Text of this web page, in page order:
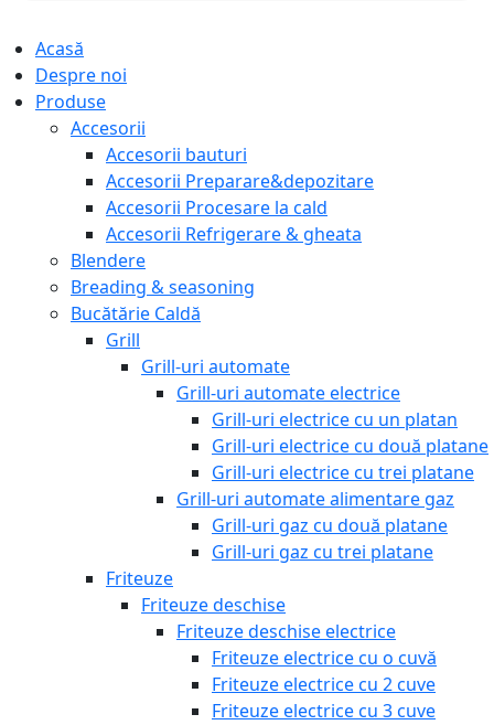
Acasă
Despre noi
Produse
Accesorii
Accesorii bauturi
Accesorii Preparare&depozitare
Accesorii Procesare la cald
Accesorii Refrigerare & gheata
Blendere
Breading & seasoning
Bucătărie Caldă
Grill
Grill-uri automate
Grill-uri automate electrice
Grill-uri electrice cu un platan
Grill-uri electrice cu două platane
Grill-uri electrice cu trei platane
Grill-uri automate alimentare gaz
Grill-uri gaz cu două platane
Grill-uri gaz cu trei platane
Friteuze
Friteuze deschise
Friteuze deschise electrice
Friteuze electrice cu o cuvă
Friteuze electrice cu 2 cuve
Friteuze electrice cu 3 cuve